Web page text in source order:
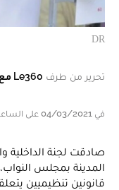
DR
تحرير من طرف Le360 مع و.م.ع
في 04/03/2021 على الساعة 11:06
صادقت لجنة الداخلية
المدينة بمجلس
قانونين تنظيميين